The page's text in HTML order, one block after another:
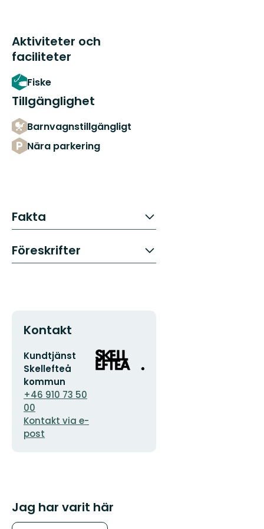
Aktiviteter och
faciliteter
Fiske
Tillgänglighet
Barnvagnstillgängligt
Nära parkering
Fakta
Föreskrifter
Kontakt
E-
postadress
Kundtjänst
Skellefteå
kommun
+46 910 73 50
00
Kontakt via e-
post
Organisationens
logotyp
Jag har varit här